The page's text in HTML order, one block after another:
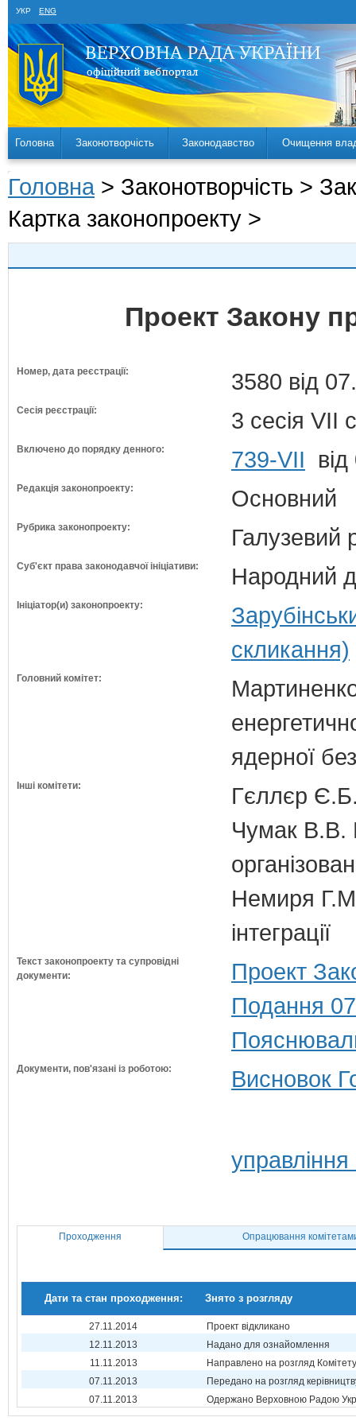
УКР ENG
Головна Законотворчість Законодавство Очищення
Головна > Законотворчість >
Картка законопроекту >
Проект Закону
Номер, дата реєстрації: 3580 від
Сесія реєстрації: 3 сесія VII
Включено до порядку денного: 739-VII
Редакція законопроекту: Основний
Рубрика законопроекту: Галузевий
Суб'єкт права законодавчої ініціативи: Народний
Ініціатор(и) законопроекту:
скликання)
Головний комітет:
ядерної
Інші комітети:
Гєллєр
Чумак В.В.
Немиря
інтеграції
Текст законопроекту та супровідні
документи:
Проект
Подання
Документи, пов'язані із роботою: Висновок
Проходження Опрацювання
Дати та стан проходження: Знято з розгляду
27.11.2014
Проект відкликано
12.11.2013
Надано для ознайомлення
11.11.2013
Направлено на розгляд Комітету
07.11.2013
Передано на розгляд
07.11.2013
Одержано Верховною Радою